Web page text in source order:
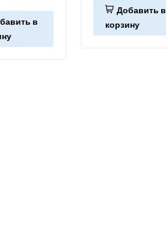
в
Добавить в
корзину